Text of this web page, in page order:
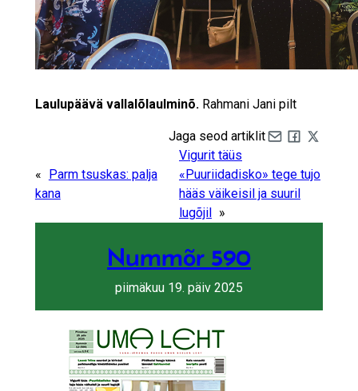
Laulupäävä vallalõlaulminõ.Rahmani Jani pilt
Jaga seod artiklit
« Parm tsuskas: palja
kana
Vigurit täüs
«Puuriidadisko» tege tujo
hääs väikeisil ja suuril
lugõjil »
Nummõr 590
piimäkuu 19. päiv 2025